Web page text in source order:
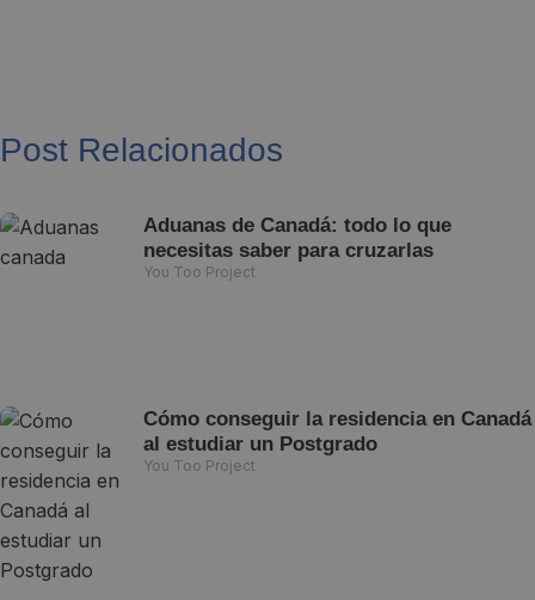
Post Relacionados
Aduanas de Canadá: todo lo que
necesitas saber para cruzarlas
You Too Project
Cómo conseguir la residencia en Canadá
al estudiar un Postgrado
You Too Project